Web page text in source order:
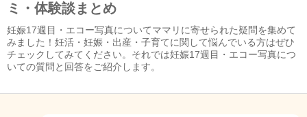
ミ・体験談まとめ
妊娠17週目・エコー写真についてママリに寄せられた疑問を集めて
みました！妊活・妊娠・出産・子育てに関して悩んでいる方はぜひ
チェックしてみてください。それでは妊娠17週目・エコー写真につ
いての質問と回答をご紹介します。